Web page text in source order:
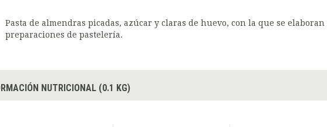
Pasta de almendras picadas, azúcar y claras de huevo, con la que se
preparaciones de pastelería.
NUTRICIONAL (0.1 KG)